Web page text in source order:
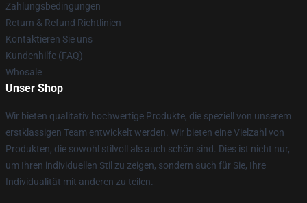
Zahlungsbedingungen
Return & Refund Richtlinien
Kontaktieren Sie uns
Kundenhilfe (FAQ)
Whosale
Unser Shop
Wir bieten qualitativ hochwertige Produkte, die speziell von unserem
erstklassigen Team entwickelt werden. Wir bieten eine Vielzahl von
Produkten, die sowohl stilvoll als auch schön sind. Dies ist nicht nur,
um Ihren individuellen Stil zu zeigen, sondern auch für Sie, Ihre
Individualität mit anderen zu teilen.